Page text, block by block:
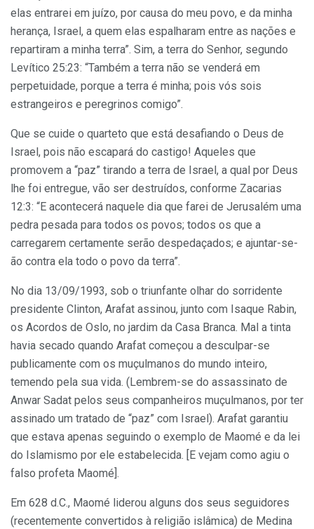
elas entrarei em juízo, por causa do meu povo, e da minha
herança, Israel, a quem elas espalharam entre as nações e
repartiram a minha terra”. Sim, a terra do Senhor, segundo
Levítico 25:23: “Também a terra não se venderá em
perpetuidade, porque a terra é minha; pois vós sois
estrangeiros e peregrinos comigo”.
Que se cuide o quarteto que está desafiando o Deus de
Israel, pois não escapará do castigo! Aqueles que
promovem a “paz” tirando a terra de Israel, a qual por Deus
lhe foi entregue, vão ser destruídos, conforme Zacarias
12:3: “E acontecerá naquele dia que farei de Jerusalém uma
pedra pesada para todos os povos; todos os que a
carregarem certamente serão despedaçados; e ajuntar-se-
ão contra ela todo o povo da terra”.
No dia 13/09/1993, sob o triunfante olhar do sorridente
presidente Clinton, Arafat assinou, junto com Isaque Rabin,
os Acordos de Oslo, no jardim da Casa Branca. Mal a tinta
havia secado quando Arafat começou a desculpar-se
publicamente com os muçulmanos do mundo inteiro,
temendo pela sua vida. (Lembrem-se do assassinato de
Anwar Sadat pelos seus companheiros muçulmanos, por ter
assinado um tratado de “paz” com Israel). Arafat garantiu
que estava apenas seguindo o exemplo de Maomé e da lei
do Islamismo por ele estabelecida. [E vejam como agiu o
falso profeta Maomé].
Em 628 d.C., Maomé liderou alguns dos seus seguidores
(recentemente convertidos à religião islâmica) de Medina